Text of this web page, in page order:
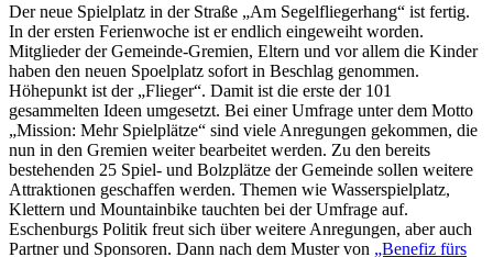
Der neue Spielplatz in der Straße „Am Segelfliegerhang“ ist fertig.
In der ersten Ferienwoche ist er endlich eingeweiht worden.
Mitglieder der Gemeinde-Gremien, Eltern und vor allem die Kinder
haben den neuen Spoelplatz sofort in Beschlag genommen.
Höhepunkt ist der „Flieger“. Damit ist die erste der 101
gesammelten Ideen umgesetzt. Bei einer Umfrage unter dem Motto
„Mission: Mehr Spielplätze“ sind viele Anregungen gekommen, die
nun in den Gremien weiter bearbeitet werden. Zu den bereits
bestehenden 25 Spiel- und Bolzplätze der Gemeinde sollen weitere
Attraktionen geschaffen werden. Themen wie Wasserspielplatz,
Klettern und Mountainbike tauchten bei der Umfrage auf.
Eschenburgs Politik freut sich über weitere Anregungen, aber auch
Partner und Sponsoren. Dann nach dem Muster von „Benefiz fürs